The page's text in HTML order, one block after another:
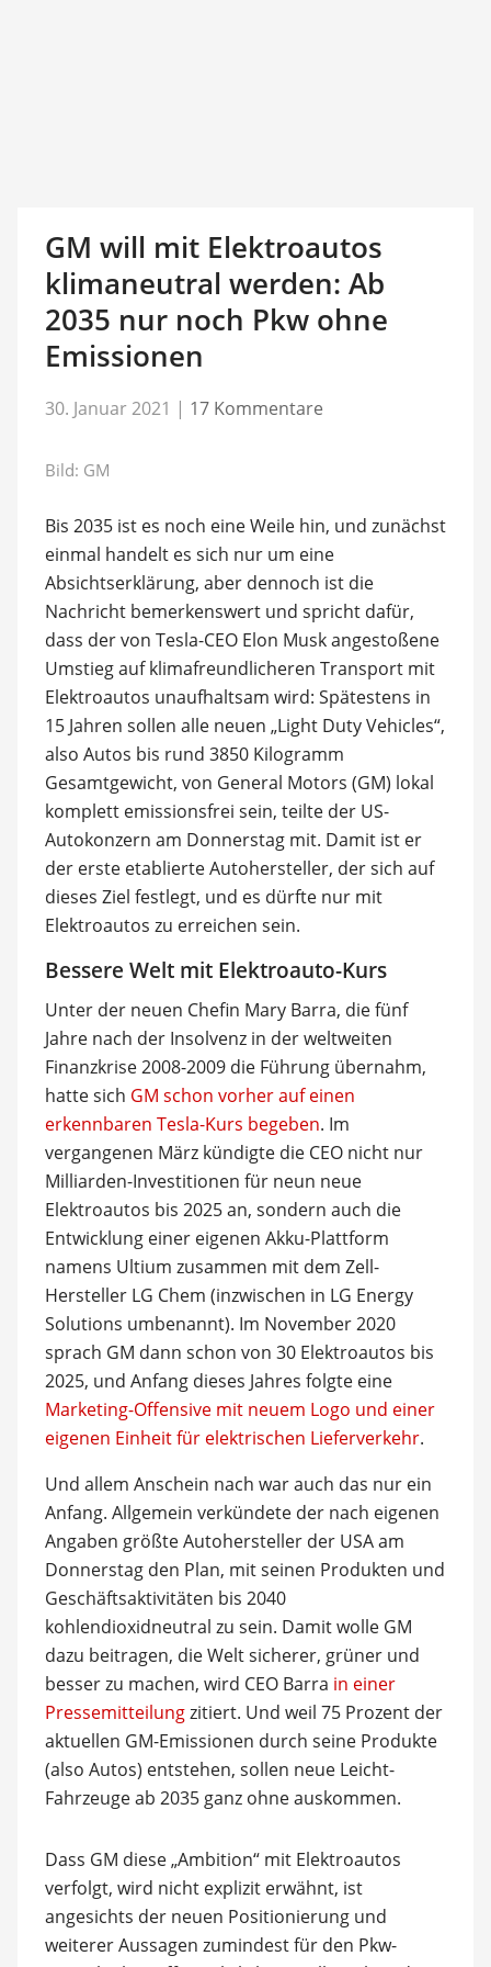
GM will mit Elektroautos
klimaneutral werden: Ab
2035 nur noch Pkw ohne
Emissionen
30. Januar 2021 | 17 Kommentare
Bild: GM
Bis 2035 ist es noch eine Weile hin, und zunächst
einmal handelt es sich nur um eine
Absichtserklärung, aber dennoch ist die
Nachricht bemerkenswert und spricht dafür,
dass der von Tesla-CEO Elon Musk angestoßene
Umstieg auf klimafreundlicheren Transport mit
Elektroautos unaufhaltsam wird: Spätestens in
15 Jahren sollen alle neuen „Light Duty Vehicles“,
also Autos bis rund 3850 Kilogramm
Gesamtgewicht, von General Motors (GM) lokal
komplett emissionsfrei sein, teilte der US-
Autokonzern am Donnerstag mit. Damit ist er
der erste etablierte Autohersteller, der sich auf
dieses Ziel festlegt, und es dürfte nur mit
Elektroautos zu erreichen sein.
Bessere Welt mit Elektroauto-Kurs
Unter der neuen Chefin Mary Barra, die fünf
Jahre nach der Insolvenz in der weltweiten
Finanzkrise 2008-2009 die Führung übernahm,
hatte sich GM schon vorher auf einen
erkennbaren Tesla-Kurs begeben. Im
vergangenen März kündigte die CEO nicht nur
Milliarden-Investitionen für neun neue
Elektroautos bis 2025 an, sondern auch die
Entwicklung einer eigenen Akku-Plattform
namens Ultium zusammen mit dem Zell-
Hersteller LG Chem (inzwischen in LG Energy
Solutions umbenannt). Im November 2020
sprach GM dann schon von 30 Elektroautos bis
2025, und Anfang dieses Jahres folgte eine
Marketing-Offensive mit neuem Logo und einer
eigenen Einheit für elektrischen Lieferverkehr.
Und allem Anschein nach war auch das nur ein
Anfang. Allgemein verkündete der nach eigenen
Angaben größte Autohersteller der USA am
Donnerstag den Plan, mit seinen Produkten und
Geschäftsaktivitäten bis 2040
kohlendioxidneutral zu sein. Damit wolle GM
dazu beitragen, die Welt sicherer, grüner und
besser zu machen, wird CEO Barra in einer
Pressemitteilungzitiert. Und weil 75 Prozent der
aktuellen GM-Emissionen durch seine Produkte
(also Autos) entstehen, sollen neue Leicht-
Fahrzeuge ab 2035 ganz ohne auskommen.
Dass GM diese „Ambition“ mit Elektroautos
verfolgt, wird nicht explizit erwähnt, ist
angesichts der neuen Positionierung und
weiterer Aussagen zumindest für den Pkw-